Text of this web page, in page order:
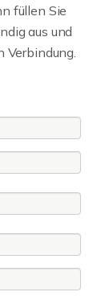
füllen Sie
aus und
Verbindung.